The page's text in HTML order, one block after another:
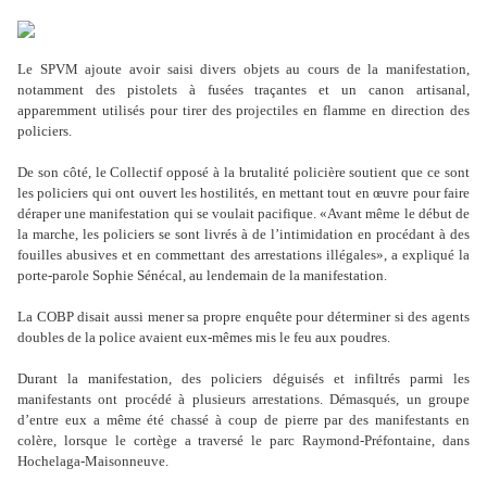
Le SPVM ajoute avoir saisi divers objets au cours de la manifestation,
notamment des pistolets à fusées traçantes et un canon artisanal,
apparemment utilisés pour tirer des projectiles en flamme en direction des
policiers.
De son côté, le Collectif opposé à la brutalité policière soutient que ce sont
les policiers qui ont ouvert les hostilités, en mettant tout en œuvre pour faire
déraper une manifestation qui se voulait pacifique. «Avant même le début de
la marche, les policiers se sont livrés à de l’intimidation en procédant à des
fouilles abusives et en commettant des arrestations illégales», a expliqué la
porte-parole Sophie Sénécal, au lendemain de la manifestation.
La COBP disait aussi mener sa propre enquête pour déterminer si des agents
doubles de la police avaient eux-mêmes mis le feu aux poudres.
Durant la manifestation, des policiers déguisés et infiltrés parmi les
manifestants ont procédé à plusieurs arrestations. Démasqués, un groupe
d’entre eux a même été chassé à coup de pierre par des manifestants en
colère, lorsque le cortège a traversé le parc Raymond-Préfontaine, dans
Hochelaga-Maisonneuve.